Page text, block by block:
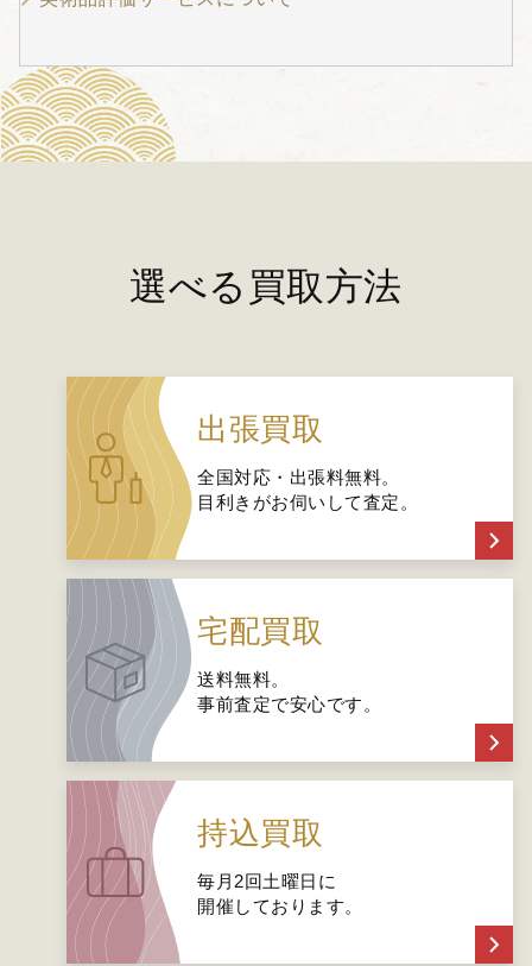
選べる買取方法
出張買取
全国対応・出張料無料。
目利きがお伺いして査定。
宅配買取
送料無料。
事前査定で安心です。
持込買取
毎月2回土曜日に
開催しております。